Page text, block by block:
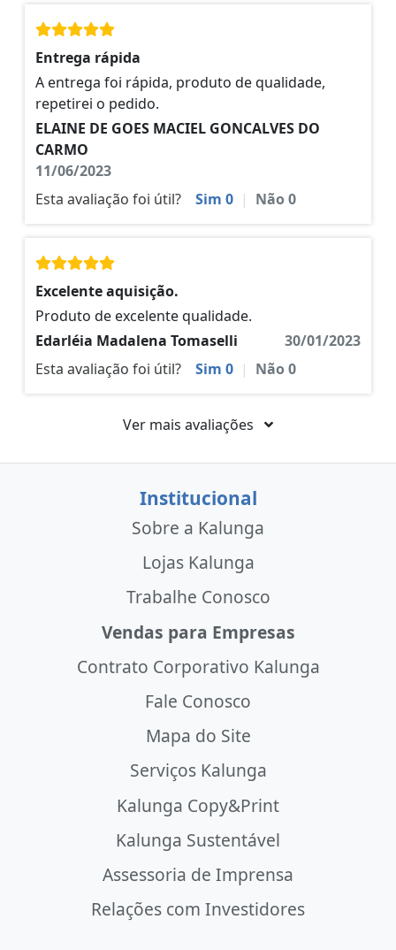
Entrega rápida
A entrega foi rápida, produto de qualidade,
repetirei o pedido.
ELAINE DE GOES MACIEL GONCALVES DO
CARMO
11/06/2023
Esta avaliação foi útil?
Sim 0 | Não0
Excelente aquisição.
Produto de excelente qualidade.
Edarléia Madalena Tomaselli
30/01/2023
Esta avaliação foi útil?
Sim 0 | Não0
Ver mais avaliações
Institucional
Sobre a Kalunga
Lojas Kalunga
Trabalhe Conosco
Vendas para Empresas
Contrato Corporativo Kalunga
Fale Conosco
Mapa do Site
Serviços Kalunga
Kalunga Copy&Print
Kalunga Sustentável
Assessoria de Imprensa
Relações com Investidores